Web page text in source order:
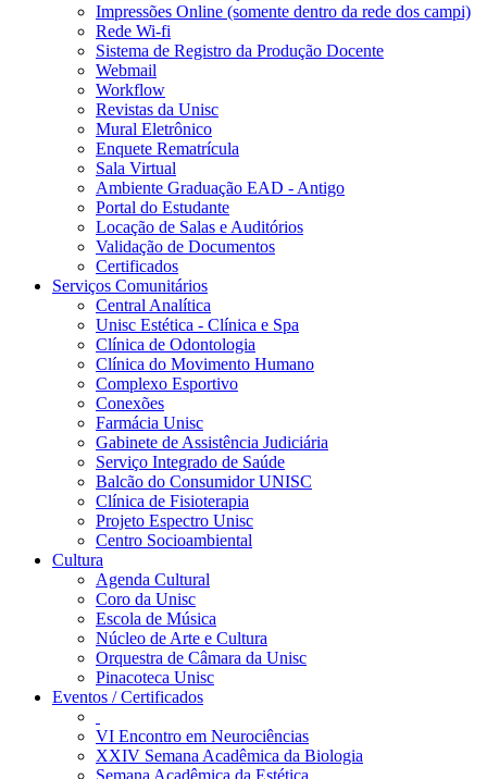
Impressões Online (somente dentro da rede dos campi)
Rede Wi-fi
Sistema de Registro da Produção Docente
Webmail
Workflow
Revistas da Unisc
Mural Eletrônico
Enquete Rematrícula
Sala Virtual
Ambiente Graduação EAD - Antigo
Portal do Estudante
Locação de Salas e Auditórios
Validação de Documentos
Certificados
Serviços Comunitários
Central Analítica
Unisc Estética - Clínica e Spa
Clínica de Odontologia
Clínica do Movimento Humano
Complexo Esportivo
Conexões
Farmácia Unisc
Gabinete de Assistência Judiciária
Serviço Integrado de Saúde
Balcão do Consumidor UNISC
Clínica de Fisioterapia
Projeto Espectro Unisc
Centro Socioambiental
Cultura
Agenda Cultural
Coro da Unisc
Escola de Música
Núcleo de Arte e Cultura
Orquestra de Câmara da Unisc
Pinacoteca Unisc
Eventos / Certificados
VI Encontro em Neurociências
XXIV Semana Acadêmica da Biologia
Semana Acadêmica da Estética